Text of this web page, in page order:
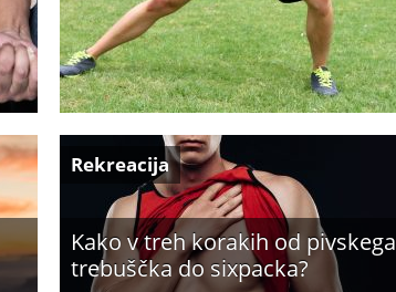
Kako v treh korakih od pivskega
trebuščka do sixpacka?
Rekreacija